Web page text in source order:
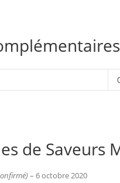
de Saveurs
– 6 octobre 2020